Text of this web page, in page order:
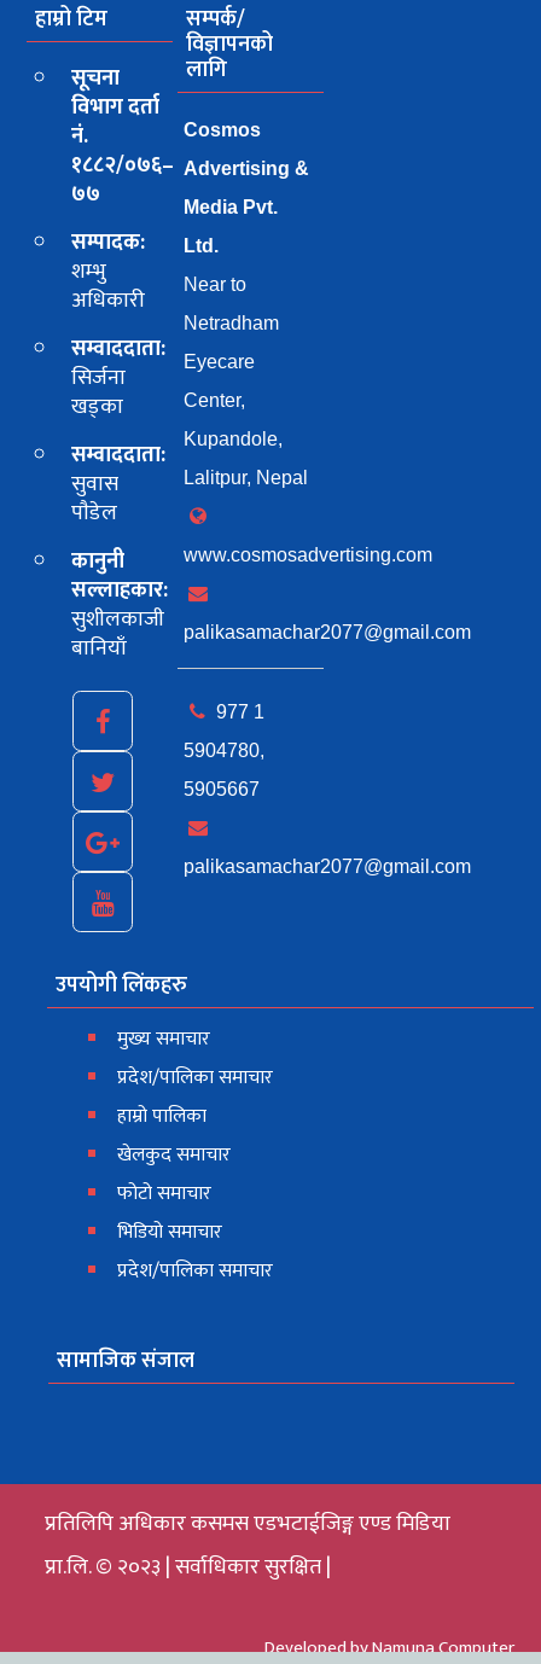
हाम्रो टिम
सूचना
विभाग दर्ता
नं.
१८८२/०७६–
७७
सम्पादक:
शम्भु
अधिकारी
सम्वाददाता:
सिर्जना
खड्का
सम्वाददाता:
सुवास
पाैडेल
कानुनी
सल्लाहकार:
सुशीलकाजी
बानियाँ
सम्पर्क/
विज्ञापनको
लागि
Cosmos
Advertising &
Media Pvt.
Ltd.
Near to
Netradham
Eyecare
Center,
Kupandole,
Lalitpur, Nepal
www.cosmosadvertising.com
palikasamachar2077@gmail.com
977 1
5904780,
5905667
palikasamachar2077@gmail.com
उपयोगी लिंकहरु
मुख्य समाचार
प्रदेश/पालिका समाचार
हाम्रो पालिका
खेलकुद समाचार
फोटो समाचार
भिडियो समाचार
प्रदेश/पालिका समाचार
सामाजिक संजाल
प्रतिलिपि अधिकार कसमस एडभटाईजिङ्ग एण्ड मिडिया
प्रा.लि. © २०२३ | सर्वाधिकार सुरक्षित |
Developed byNamuna Computer